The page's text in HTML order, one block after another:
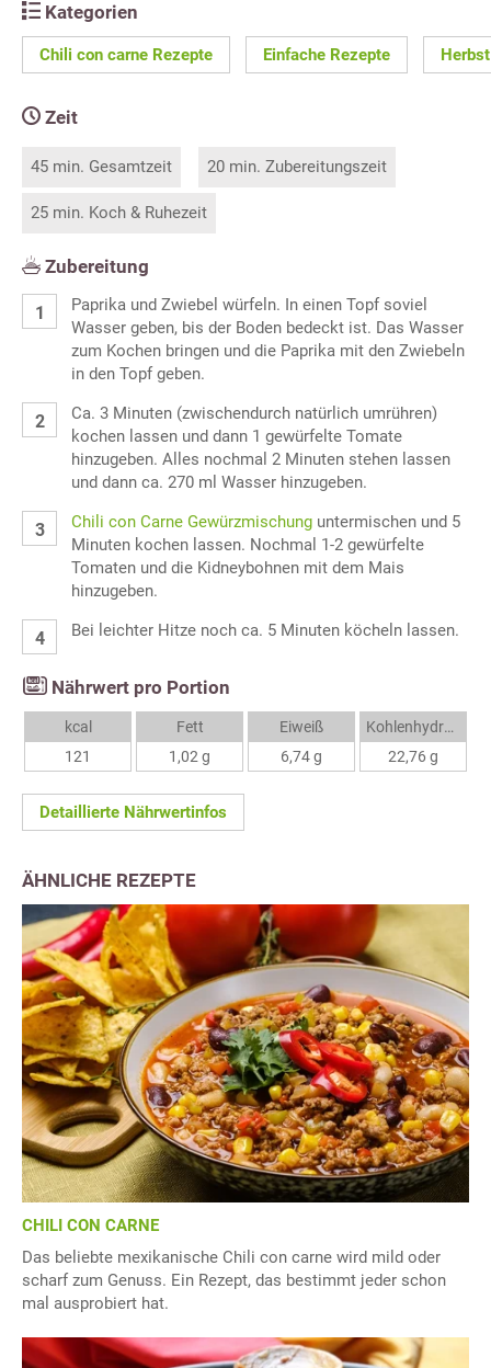
Kategorien
Chili con carne Rezepte Einfache Rezepte
Zeit
45 min. Gesamtzeit 20 min. Zubereitungszeit
25 min. Koch & Ruhezeit
Zubereitung
Paprika und Zwiebel würfeln. In einen Topf soviel
Wasser geben, bis der Boden bedeckt ist. Das Wasser
zum Kochen bringen und die Paprika mit den Zwiebeln
in den Topf geben.
Ca. 3 Minuten (zwischendurch natürlich umrühren)
kochen lassen und dann 1 gewürfelte Tomate
hinzugeben. Alles nochmal 2 Minuten stehen lassen
und dann ca. 270 ml Wasser hinzugeben.
Chili con Carne Gewürzmischung untermischen und 5
Minuten kochen lassen. Nochmal 1-2 gewürfelte
Tomaten und die Kidneybohnen mit dem Mais
hinzugeben.
Bei leichter Hitze noch ca. 5 Minuten köcheln lassen.
Nährwert pro Portion
kcal
121
Fett
1,02 g
Eiweiß
6,74 g
Kohlenhydrate
22,76 g
Detaillierte Nährwertinfos
ÄHNLICHE REZEPTE
CHILI CON CARNE
Das beliebte mexikanische Chili con carne wird mild oder
scharf zum Genuss. Ein Rezept, das bestimmt jeder schon
mal ausprobiert hat.